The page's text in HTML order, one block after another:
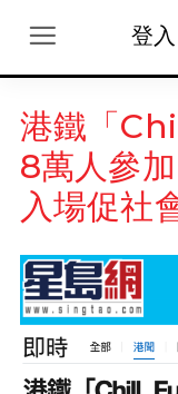
登入
港鐵「
8萬人參
入場促社